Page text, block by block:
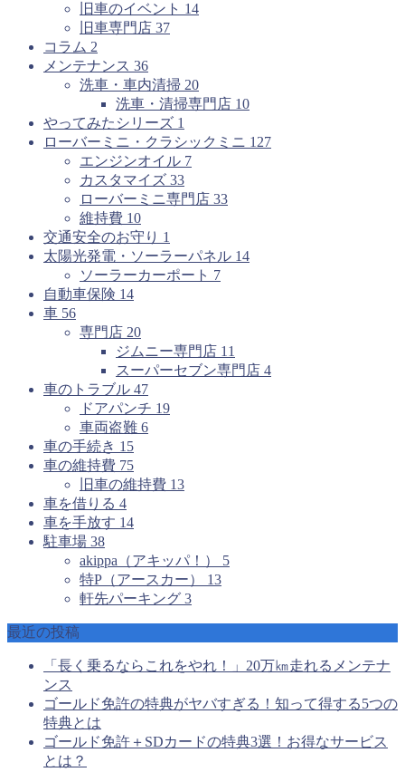
旧車のイベント 14
旧車専門店 37
コラム 2
メンテナンス 36
洗車・車内清掃 20
洗車・清掃専門店 10
やってみたシリーズ 1
ローバーミニ・クラシックミニ 127
エンジンオイル 7
カスタマイズ 33
ローバーミニ専門店 33
維持費 10
交通安全のお守り 1
太陽光発電・ソーラーパネル 14
ソーラーカーポート 7
自動車保険 14
車 56
専門店 20
ジムニー専門店 11
スーパーセブン専門店 4
車のトラブル 47
ドアパンチ 19
車両盗難 6
車の手続き 15
車の維持費 75
旧車の維持費 13
車を借りる 4
車を手放す 14
駐車場 38
akippa（アキッパ！） 5
特P（アースカー） 13
軒先パーキング 3
最近の投稿
「長く乗るならこれをやれ！」20万㎞走れるメンテナ
ンス
ゴールド免許の特典がヤバすぎる！知って得する5つの
特典とは
ゴールド免許＋SDカードの特典3選！お得なサービス
とは？